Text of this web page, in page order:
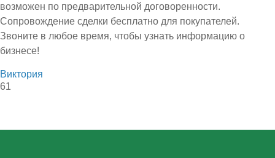
возможен по предварительной договоренности.
Сопровождение сделки бесплатно для покупателей.
Звоните в любое время, чтобы узнать информацию о
бизнесе!
Виктория
61